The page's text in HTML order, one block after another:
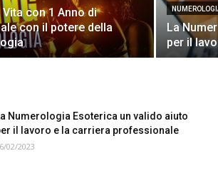
con 1 Anno di
con il potere della
La
per il
Numerologia Esoterica un valido aiuto
il lavoro e la carriera professionale
02/2023